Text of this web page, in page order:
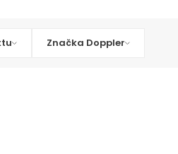
Značka Doppler